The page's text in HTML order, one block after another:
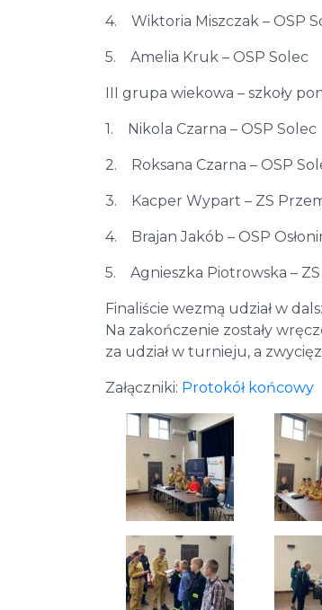
4. Wiktoria Miszczak – OSP
5. Amelia Kruk – OSP Solec
III grupa wiekowa – szkoły
1. Nikola Czarna – OSP Solec
2. Roksana Czarna – OSP
3. Kacper Wypart – ZS
4. Brajan Jakób – OSP
5. Agnieszka Piotrowska –
Finaliście wezmą udział w
Na zakończenie zostały
za udział w turnieju, a
Załączniki: Protokół końcowy